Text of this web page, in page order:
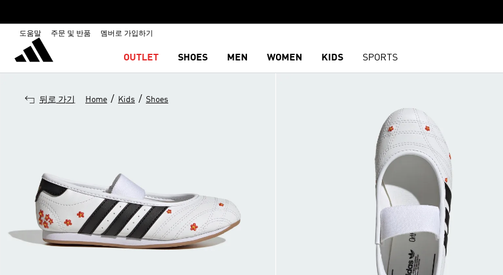
도움말 주문 및 반품 멤버로 가입하기
OUTLET SHOES MEN WOMEN KIDS SPORTS
뒤로 가기 Home / Kids / Shoes